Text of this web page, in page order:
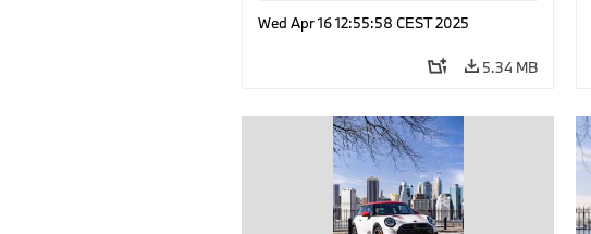
Wed Apr 16 12:55:58 CEST 2025
5.34 MB